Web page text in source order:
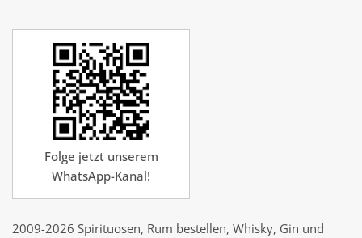
Folge jetzt unserem
WhatsApp-Kanal!
2009-2026 Spirituosen, Rum bestellen, Whisky, Gin und